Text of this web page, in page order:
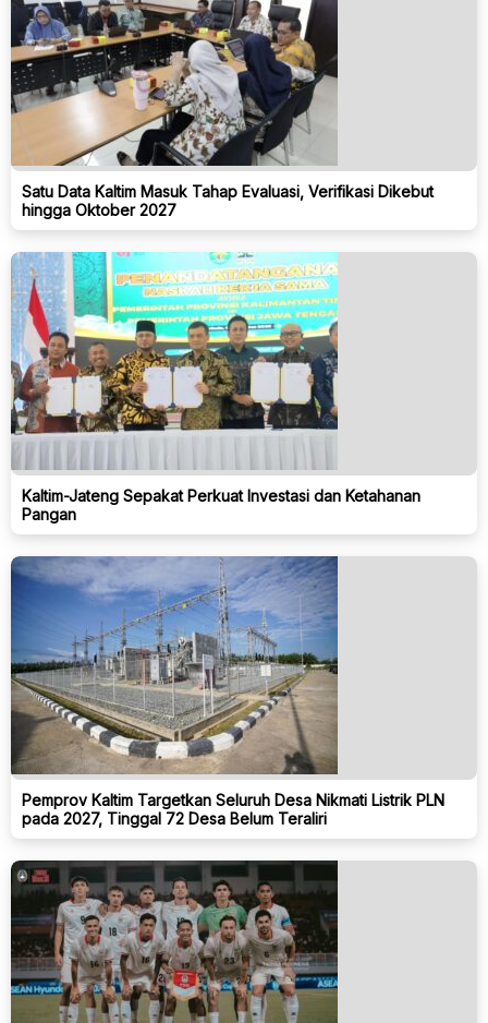
Satu Data Kaltim Masuk Tahap Evaluasi, Verifikasi Dikebut
hingga Oktober 2027
Kaltim-Jateng Sepakat Perkuat Investasi dan Ketahanan
Pangan
Pemprov Kaltim Targetkan Seluruh Desa Nikmati Listrik PLN
pada 2027, Tinggal 72 Desa Belum Teraliri